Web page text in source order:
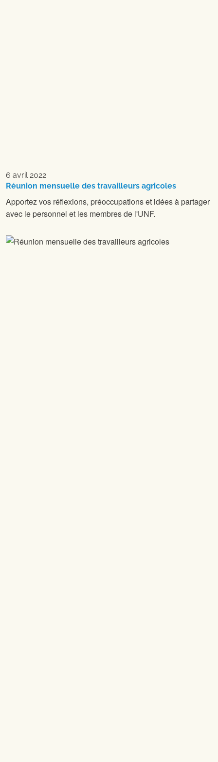
6 avril 2022
Réunion mensuelle des travailleurs agricoles
Apportez vos réflexions, préoccupations et idées à partager
avec le personnel et les membres de l'UNF.